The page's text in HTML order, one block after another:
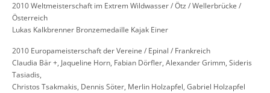
2010 Weltmeisterschaft im Extrem Wildwasser / Ötz / Wellerbrücke /
Österreich
Lukas Kalkbrenner Bronzemedaille Kajak Einer
2010 Europameisterschaft der Vereine / Epinal / Frankreich
Claudia Bär +, Jaqueline Horn, Fabian Dörfler, Alexander Grimm, Sideris
Tasiadis,
Christos Tsakmakis, Dennis Söter, Merlin Holzapfel, Gabriel Holzapfel